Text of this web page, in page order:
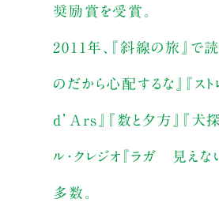
奨励賞を受賞。
2011年、『斜線の旅』で読
のだから心配するな』『ス
d’Ars』『数と夕方』『犬
ル・クレジオ『ラガ 見えな
多数。